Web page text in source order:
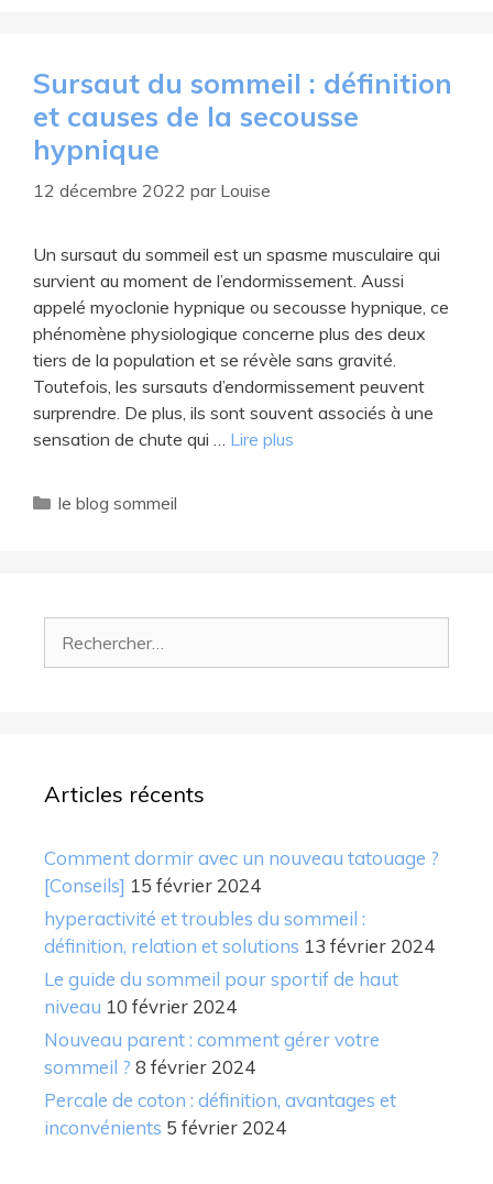
Sursaut du sommeil : définition
et causes de la secousse
hypnique
12 décembre 2022 par Louise
Un sursaut du sommeil est un spasme musculaire qui
survient au moment de l’endormissement. Aussi
appelé myoclonie hypnique ou secousse hypnique, ce
phénomène physiologique concerne plus des deux
tiers de la population et se révèle sans gravité.
Toutefois, les sursauts d’endormissement peuvent
surprendre. De plus, ils sont souvent associés à une
sensation de chute qui … Lire plus
Catégories
le blog sommeil
Articles récents
Comment dormir avec un nouveau tatouage ?
[Conseils] 15 février 2024
hyperactivité et troubles du sommeil :
définition, relation et solutions 13 février 2024
Le guide du sommeil pour sportif de haut
niveau 10 février 2024
Nouveau parent : comment gérer votre
sommeil ? 8 février 2024
Percale de coton : définition, avantages et
inconvénients 5 février 2024